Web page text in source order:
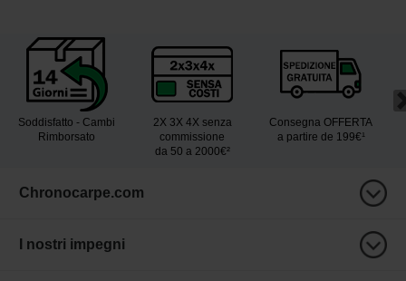
Soddisfatto - Cambi
Rimborsato
2X 3X 4X senza
commissione
da 50 a 2000€²
Consegna OFFERTA
a partire de 199€¹
Chronocarpe.com
I nostri impegni